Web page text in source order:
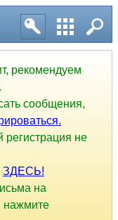
рекомендуем
сообщения,
не
ЗДЕСЬ!
на
нажмите